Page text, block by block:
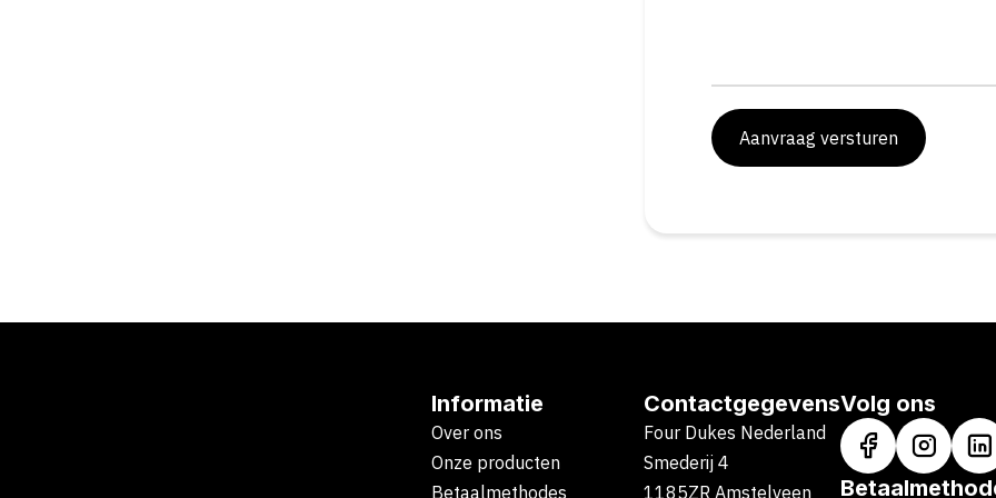
Aanvraag versturen
Informatie
Over ons
Onze producten
Betaalmethodes
Contactgegevens
Four Dukes Nederland
Smederij 4
1185ZR Amstelveen
Volg ons